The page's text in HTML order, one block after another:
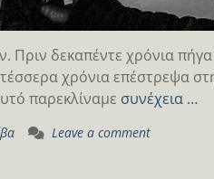
Πριν δεκαπέντε χρόνια
χρόνια επέστρεψα
παρεκλίναμε συνέχεια …
Leave a comment